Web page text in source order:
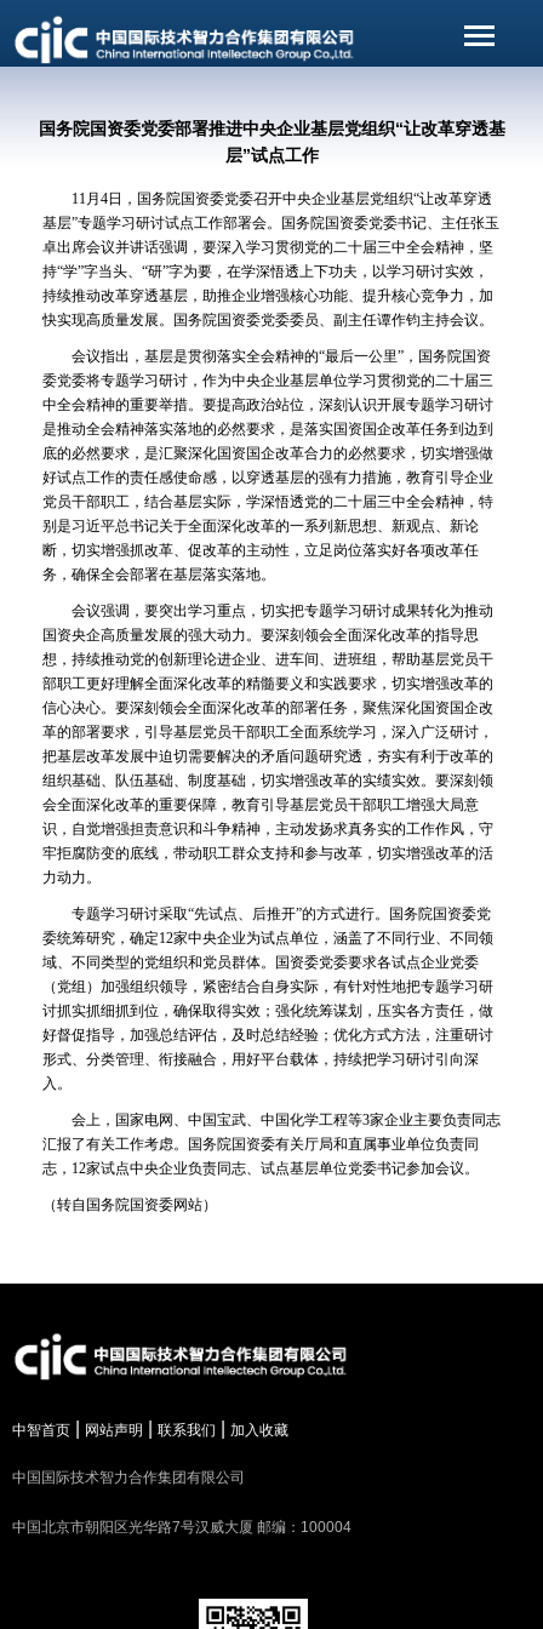
国务院国资委党委部署推进中央企业基层党组织“让改革穿透基
层”试点工作
11月4日，国务院国资委党委召开中央企业基层党组织“让改革穿透
基层”专题学习研讨试点工作部署会。国务院国资委党委书记、主任张玉
卓出席会议并讲话强调，要深入学习贯彻党的二十届三中全会精神，坚
持“学”字当头、“研”字为要，在学深悟透上下功夫，以学习研讨实效，
持续推动改革穿透基层，助推企业增强核心功能、提升核心竞争力，加
快实现高质量发展。国务院国资委党委委员、副主任谭作钧主持会议。
会议指出，基层是贯彻落实全会精神的“最后一公里”，国务院国资
委党委将专题学习研讨，作为中央企业基层单位学习贯彻党的二十届三
中全会精神的重要举措。要提高政治站位，深刻认识开展专题学习研讨
是推动全会精神落实落地的必然要求，是落实国资国企改革任务到边到
底的必然要求，是汇聚深化国资国企改革合力的必然要求，切实增强做
好试点工作的责任感使命感，以穿透基层的强有力措施，教育引导企业
党员干部职工，结合基层实际，学深悟透党的二十届三中全会精神，特
别是习近平总书记关于全面深化改革的一系列新思想、新观点、新论
断，切实增强抓改革、促改革的主动性，立足岗位落实好各项改革任
务，确保全会部署在基层落实落地。
会议强调，要突出学习重点，切实把专题学习研讨成果转化为推动
国资央企高质量发展的强大动力。要深刻领会全面深化改革的指导思
想，持续推动党的创新理论进企业、进车间、进班组，帮助基层党员干
部职工更好理解全面深化改革的精髓要义和实践要求，切实增强改革的
信心决心。要深刻领会全面深化改革的部署任务，聚焦深化国资国企改
革的部署要求，引导基层党员干部职工全面系统学习，深入广泛研讨，
把基层改革发展中迫切需要解决的矛盾问题研究透，夯实有利于改革的
组织基础、队伍基础、制度基础，切实增强改革的实绩实效。要深刻领
会全面深化改革的重要保障，教育引导基层党员干部职工增强大局意
识，自觉增强担责意识和斗争精神，主动发扬求真务实的工作作风，守
牢拒腐防变的底线，带动职工群众支持和参与改革，切实增强改革的活
力动力。
专题学习研讨采取“先试点、后推开”的方式进行。国务院国资委党
委统筹研究，确定12家中央企业为试点单位，涵盖了不同行业、不同领
域、不同类型的党组织和党员群体。国资委党委要求各试点企业党委
（党组）加强组织领导，紧密结合自身实际，有针对性地把专题学习研
讨抓实抓细抓到位，确保取得实效；强化统筹谋划，压实各方责任，做
好督促指导，加强总结评估，及时总结经验；优化方式方法，注重研讨
形式、分类管理、衔接融合，用好平台载体，持续把学习研讨引向深
入。
会上，国家电网、中国宝武、中国化学工程等3家企业主要负责同志
汇报了有关工作考虑。国务院国资委有关厅局和直属事业单位负责同
志，12家试点中央企业负责同志、试点基层单位党委书记参加会议。
（转自国务院国资委网站）
中智首页 网站声明 联系我们 加入收藏
中国国际技术智力合作集团有限公司
中国北京市朝阳区光华路7号汉威大厦 邮编：100004